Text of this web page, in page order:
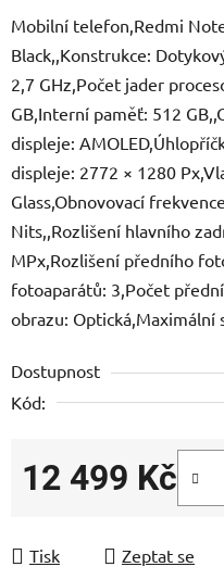
Mobilní telefon,Redmi
Black,,Konstrukce:
2,7 GHz,Počet jader
GB,Interní paměť: 512
displeje:
displeje: 2772 × 1280
Glass,Obnovovací
Nits,,Rozlišení hlavního
MPx,Rozlišení předního
fotoaparátů: 3,Počet
obrazu:
Dostupnost
Kód:
12 499 Kč
Tisk Zeptat se